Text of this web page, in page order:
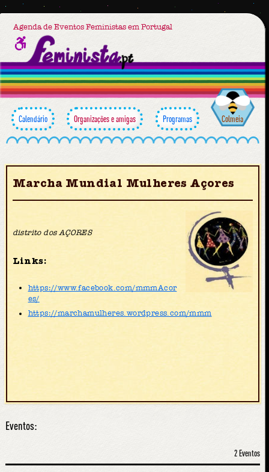
Agenda de Eventos Feministas em Portugal
Calendário Organizações e amigas Programas Colmeia
Marcha Mundial Mulheres Açores
distrito dos AÇORES
Links:
https://www.facebook.com/mmmAcor
es/
https://marchamulheres.wordpress.com/mmm
Eventos:
2 Eventos